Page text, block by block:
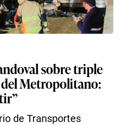
sobre triple
Metropolitano:
de Transportes